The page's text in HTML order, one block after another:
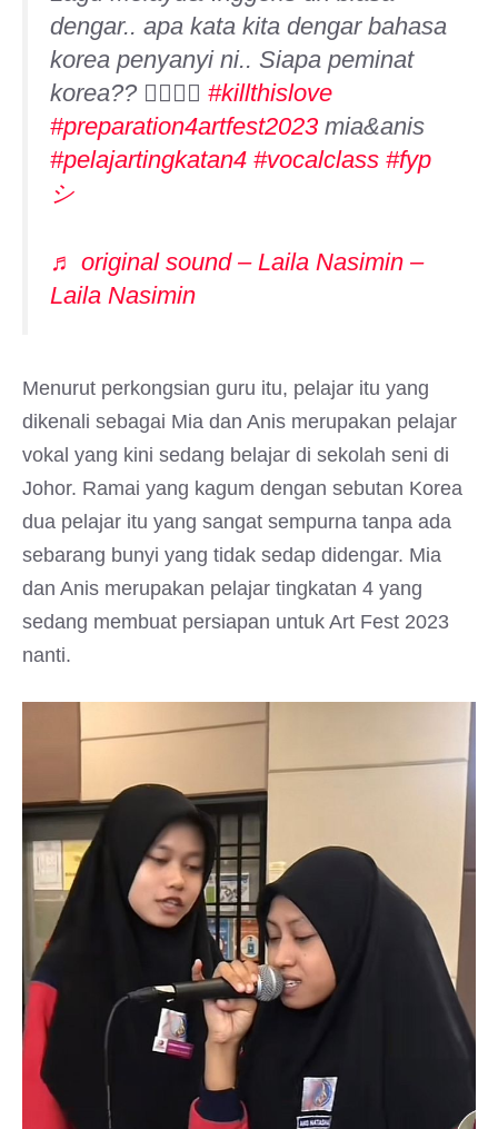
dengar.. apa kata kita dengar bahasa
korea penyanyi ni.. Siapa peminat
korea?? 🙋‍♀️🙋‍♀️ #killthislove
#preparation4artfest2023 mia&anis
#pelajartingkatan4 #vocalclass #fyp
シ
♬ original sound – Laila Nasimin –
Laila Nasimin
Menurut perkongsian guru itu, pelajar itu yang
dikenali sebagai Mia dan Anis merupakan pelajar
vokal yang kini sedang belajar di sekolah seni di
Johor. Ramai yang kagum dengan sebutan Korea
dua pelajar itu yang sangat sempurna tanpa ada
sebarang bunyi yang tidak sedap didengar. Mia
dan Anis merupakan pelajar tingkatan 4 yang
sedang membuat persiapan untuk Art Fest 2023
nanti.